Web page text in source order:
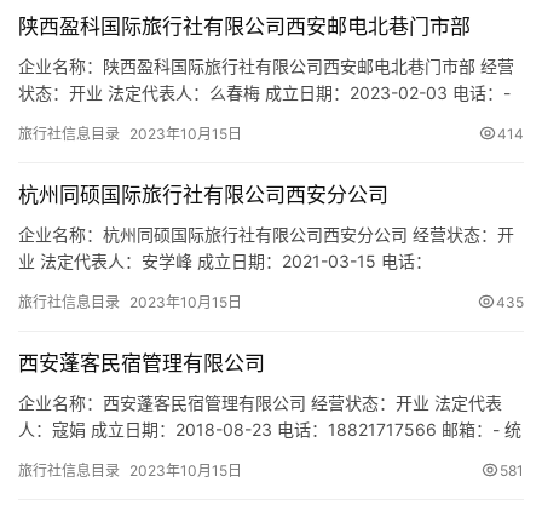
城
市
陕西盈科国际旅行社有限公司西安邮电北巷门市部
企业名称：陕西盈科国际旅行社有限公司西安邮电北巷门市部 经营
状态：开业 法定代表人：么春梅 成立日期：2023-02-03 电话：-
陕西省西安市碑林区朱雀大街邮电北巷43号 网址：- 经营范围：一
项目外，凭营业执照依法自主…
旅行社信息目录 2023年10月15日 414
杭州同硕国际旅行社有限公司西安分公司
企业名称：杭州同硕国际旅行社有限公司西安分公司 经营状态：开
业 法定代表人：安学峰 成立日期：2021-03-15 电话：
码：91610103MAB0RMUM5F 注册地址：陕西省西安市碑林区东
代理；会议及展…
旅行社信息目录 2023年10月15日 435
西安蓬客民宿管理有限公司
企业名称：西安蓬客民宿管理有限公司 经营状态：开业 法定代表
人：寇娟 成立日期：2018-08-23 电话：18821717566 邮箱：- 统
市雁塔区长安中路65号金莎国际21栋B座2528室 网址：- 经营范
旅行社信息目录 2023年10月15日 581